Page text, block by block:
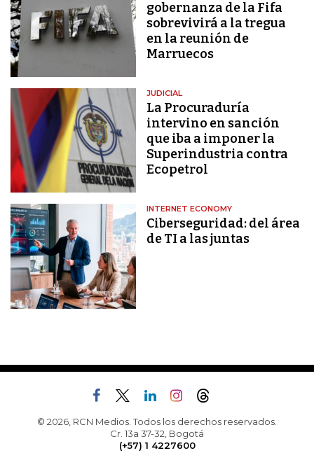
gobernanza de la Fifa
sobrevivirá a la tregua
en la reunión de
Marruecos
JUDICIAL
La Procuraduría
intervino en sanción
que iba a imponer la
Superindustria contra
Ecopetrol
INTERNET ECONOMY
Ciberseguridad: del área
de TI a las juntas
© 2026, RCN Medios. Todos los derechos reservados.
Cr. 13a 37-32, Bogotá
(+57) 1 4227600